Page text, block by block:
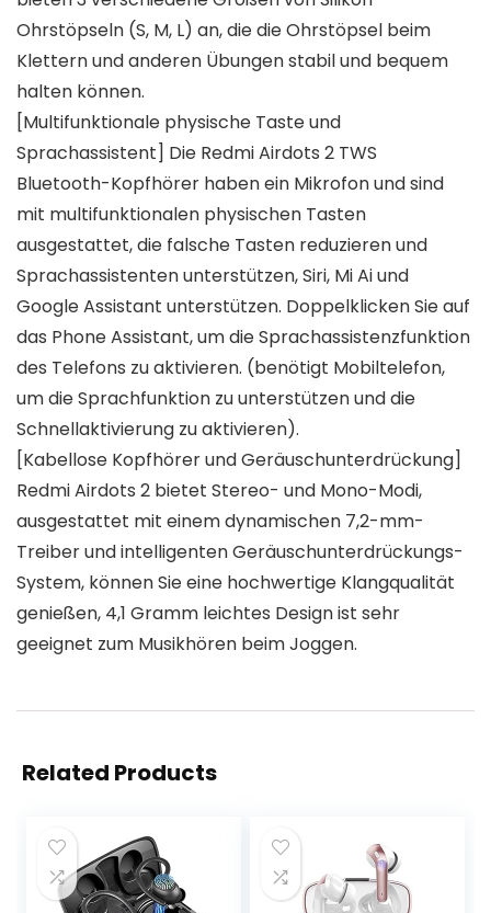
Ohrstöpseln (S, M, L) an, die die Ohrstöpsel beim
Klettern und anderen Übungen stabil und bequem
halten können.
[Multifunktionale physische Taste und
Sprachassistent] Die Redmi Airdots 2 TWS
Bluetooth-Kopfhörer haben ein Mikrofon und sind
mit multifunktionalen physischen Tasten
ausgestattet, die falsche Tasten reduzieren und
Sprachassistenten unterstützen, Siri, Mi Ai und
Google Assistant unterstützen. Doppelklicken Sie auf
das Phone Assistant, um die Sprachassistenzfunktion
des Telefons zu aktivieren. (benötigt Mobiltelefon,
um die Sprachfunktion zu unterstützen und die
Schnellaktivierung zu aktivieren).
[Kabellose Kopfhörer und Geräuschunterdrückung]
Redmi Airdots 2 bietet Stereo- und Mono-Modi,
ausgestattet mit einem dynamischen 7,2-mm-
Treiber und intelligenten Geräuschunterdrückungs-
System, können Sie eine hochwertige Klangqualität
genießen, 4,1 Gramm leichtes Design ist sehr
geeignet zum Musikhören beim Joggen.
Related Products